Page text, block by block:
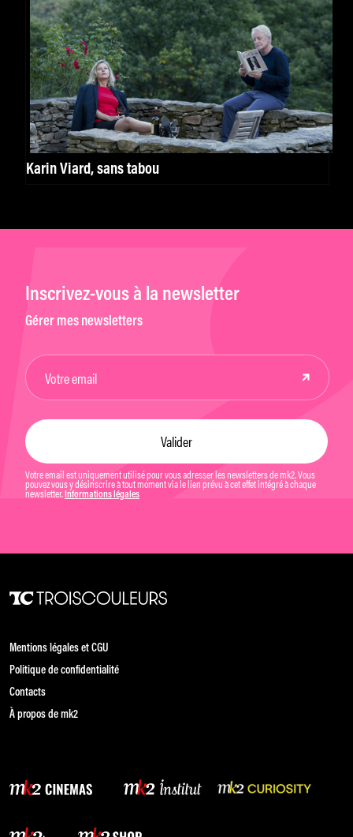
Karin Viard, sans tabou
Inscrivez-vous à la newsletter
Gérer mes newsletters
Votre email est uniquement utilisé pour vous adresser les newsletters de mk2. Vous
pouvez vous y désinscrire à tout moment via le lien prévu à cet effet intégré à chaque
newsletter. Informations légales
Mentions légales et CGU
Politique de confidentialité
Contacts
À propos de mk2